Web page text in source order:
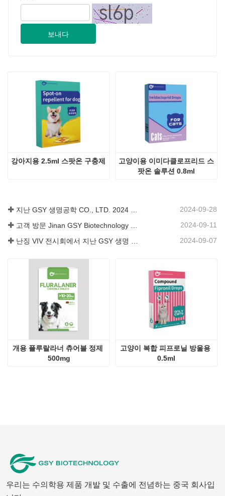
보내다
강아지용 2.5ml 스팟온 구충제
고양이용 이미다클로프리드 스
팟온 솔루션 0.8ml
2024-09-28
2024-09-11
난징 VIV 전시회에서 지난 GSY 생명 공학 유한 공사 2024-09-07
개용 플루랄라너 츄어블 정제
500mg
고양이 복합 피프로닐 방울용
0.5ml
우리는 수의학용 제품 개발 및 수출에 전념하는 중국 회사입